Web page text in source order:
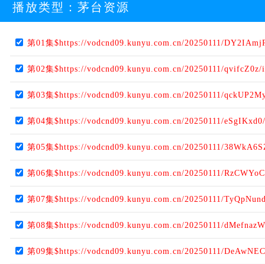
播放类型： 茅台资源
第01集$https://vodcnd09.kunyu.com.cn/20250111/
第02集$https://vodcnd09.kunyu.com.cn/20250111/qvifcZ0z/
第03集$https://vodcnd09.kunyu.com.cn/20250111/
第04集$https://vodcnd09.kunyu.com.cn/20250111/
第05集$https://vodcnd09.kunyu.com.cn/20250111/
第06集$https://vodcnd09.kunyu.com.cn/20250111/
第07集$https://vodcnd09.kunyu.com.cn/20250111/
第08集$https://vodcnd09.kunyu.com.cn/20250111/
第09集$https://vodcnd09.kunyu.com.cn/20250111/